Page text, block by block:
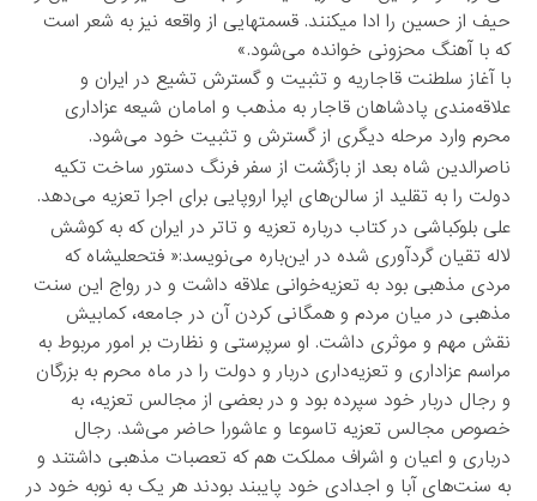
حیف از حسین را ادا میکنند. قسمتهایی از واقعه نیز به شعر است
که با آهنگ محزونی خوانده می‌شود.»
با آغاز سلطنت قاجاریه و تثبیت و گسترش تشیع در ایران و
علاقه‌مندی پادشاهان قاجار به مذهب و امامان شیعه عزاداری
محرم وارد مرحله دیگری از گسترش و تثبیت خود می‌شود.
ناصرالدین شاه بعد از بازگشت از سفر فرنگ دستور ساخت تکیه
دولت را به تقلید از سالن‌های اپرا اروپایی برای اجرا تعزیه می‌دهد.
علی بلوکباشی در کتاب درباره تعزیه و تاتر در ایران که به کوشش
لاله تقیان گردآوری شده در این‌باره می‌نویسد:« فتحعلیشاه که
مردی مذهبی بود به تعزیه‌خوانی علاقه داشت و در رواج این سنت
مذهبی در میان مردم و همگانی کردن آن در جامعه، کمابیش
نقش مهم و موثری داشت. او سرپرستی و نظارت بر امور مربوط به
مراسم عزاداری و تعزیه‌داری دربار و دولت را در ماه محرم به بزرگان
و رجال دربار خود سپرده بود و در بعضی از مجالس تعزیه، به
خصوص مجالس تعزیه تاسوعا و عاشورا حاضر می‌شد. رجال
درباری و اعیان و اشراف مملکت هم که تعصبات مذهبی داشتند و
به سنت‌های آبا و اجدادی خود پایبند بودند هر یک به نوبه خود در